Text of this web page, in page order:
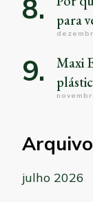
para
Maxi
julho 2026